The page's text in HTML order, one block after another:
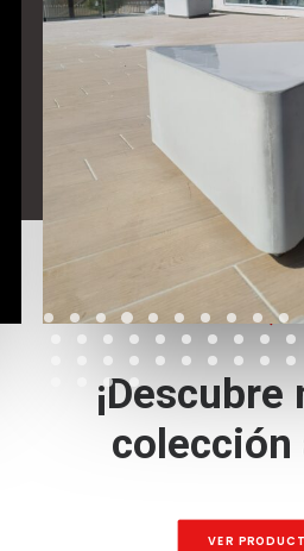
LEER MÁS
CONCRETO INNOVADOR,
¡Descubre
colección
VER